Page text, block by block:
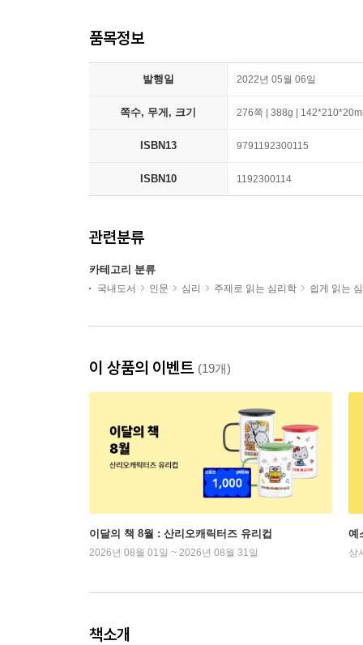
품목정보
발행일 2022년 05월 06일
쪽수, 무게, 크기 276쪽 | 388g |
ISBN13 9791192300115
ISBN10 1192300114
관련분류
카테고리 분류
국내도서 인문 심리 주제로 읽는 심리학 쉽게 읽는
이 상품의 이벤트 (19개)
이달의 책 8월 : 산리오캐릭터즈 유리컵
2026년 08월 01일 ~ 2026년 08월 31일
예
상
책소개